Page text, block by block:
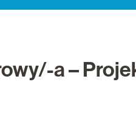
a –